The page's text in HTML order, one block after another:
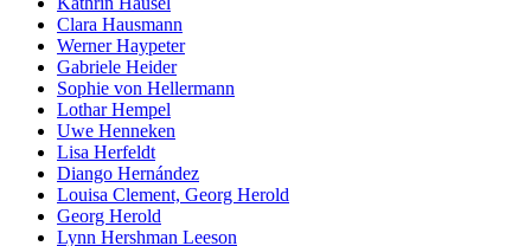
Clara Hausmann
Werner Haypeter
Gabriele Heider
Sophie von Hellermann
Lothar Hempel
Uwe Henneken
Lisa Herfeldt
Diango Hernández
Louisa Clement, Georg Herold
Georg Herold
Lynn Hershman Leeson